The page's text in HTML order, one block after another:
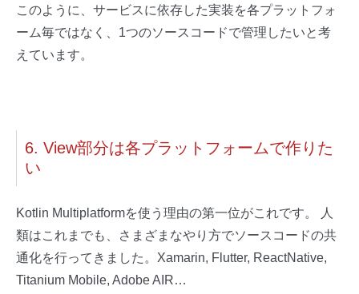
このように、サービスに依存した実装を各プラットフォ
ーム毎ではなく、1つのソースコードで管理したいと考
えています。
6. View部分は各プラットフォームで作りた
い
Kotlin Multiplatformを使う理由の第一位がこれです。 人
類はこれまでも、さまざまなやり方でソースコードの共
通化を行ってきました。Xamarin, Flutter, ReactNative,
Titanium Mobile, Adobe AIR…